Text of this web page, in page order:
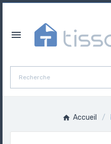

Accueil